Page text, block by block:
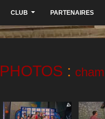
PHOTOS :
CLUB PARTENAIRES